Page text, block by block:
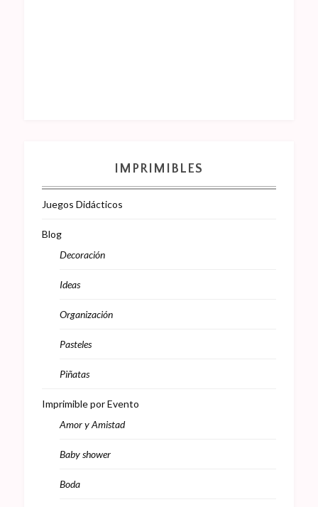
IMPRIMIBLES
Juegos Didácticos
Blog
Decoración
Ideas
Organización
Pasteles
Piñatas
Imprimible por Evento
Amor y Amistad
Baby shower
Boda